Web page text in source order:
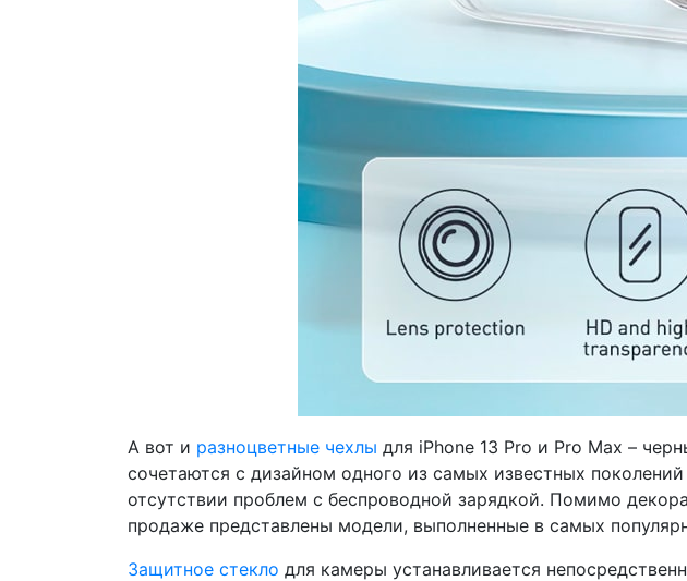
А вот и разноцветные чехлы для iPhone 13 Pro и Pro Max –
сочетаются с дизайном одного из самых известных
отсутствии проблем с беспроводной зарядкой. Помимо
продаже представлены модели, выполненные в самых
Защитное стекло для камеры устанавливается